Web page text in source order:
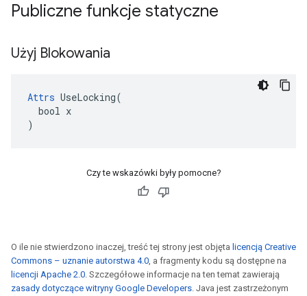
Publiczne funkcje statyczne
Użyj Blokowania
Attrs UseLocking(
  bool x
)
Czy te wskazówki były pomocne?
O ile nie stwierdzono inaczej, treść tej strony jest objęta licencją Creative
Commons – uznanie autorstwa 4.0, a fragmenty kodu są dostępne na
licencji Apache 2.0. Szczegółowe informacje na ten temat zawierają
zasady dotyczące witryny Google Developers. Java jest zastrzeżonym